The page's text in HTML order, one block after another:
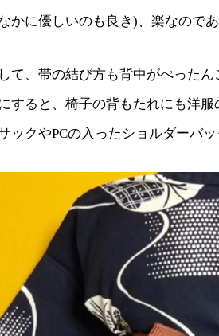
かに優しいのも良き)、楽なのであ
て、帯の結び方も背中がぺった
すると、椅子の背もたれにも洋
ックやPCの入ったショルダーバッ